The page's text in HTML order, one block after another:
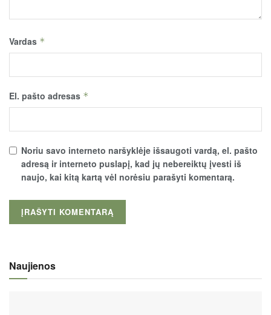
Vardas *
El. pašto adresas *
Noriu savo interneto naršyklėje išsaugoti vardą, el. pašto
adresą ir interneto puslapį, kad jų nebereiktų įvesti iš
naujo, kai kitą kartą vėl norėsiu parašyti komentarą.
Naujienos